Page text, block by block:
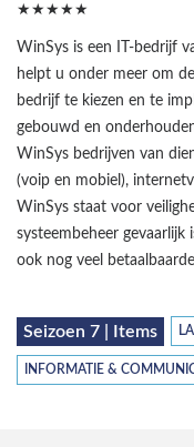
★★★★★
WinSys is een IT-bedrijf
helpt u onder meer om
bedrijf te kiezen en te
gebouwd en
WinSys bedrijven van
(voip en mobiel),
WinSys staat voor
systeembeheer
ook nog veel
Seizoen 7 | Items
INFORMATIE &